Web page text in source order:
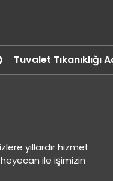
Tuvalet Tıkanıklığı
yıllardır hizmet
ile işimizin